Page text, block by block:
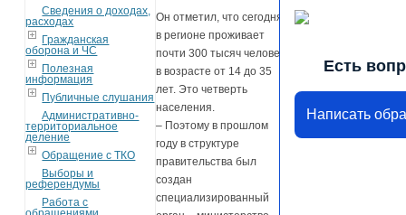
Сведения о доходах,
расходах
Гражданская
оборона и ЧС
Полезная
информация
Публичные слушания
Административно-
территориальное
деление
Обращение с ТКО
Выборы и
референдумы
Работа с
Он отметил, что сегодня
в регионе проживает
почти 300 тысяч человек
в возрасте от 14 до 35
лет. Это четверть
населения.
– Поэтому в прошлом
году в структуре
правительства был
создан
специализированный
Есть
Написать